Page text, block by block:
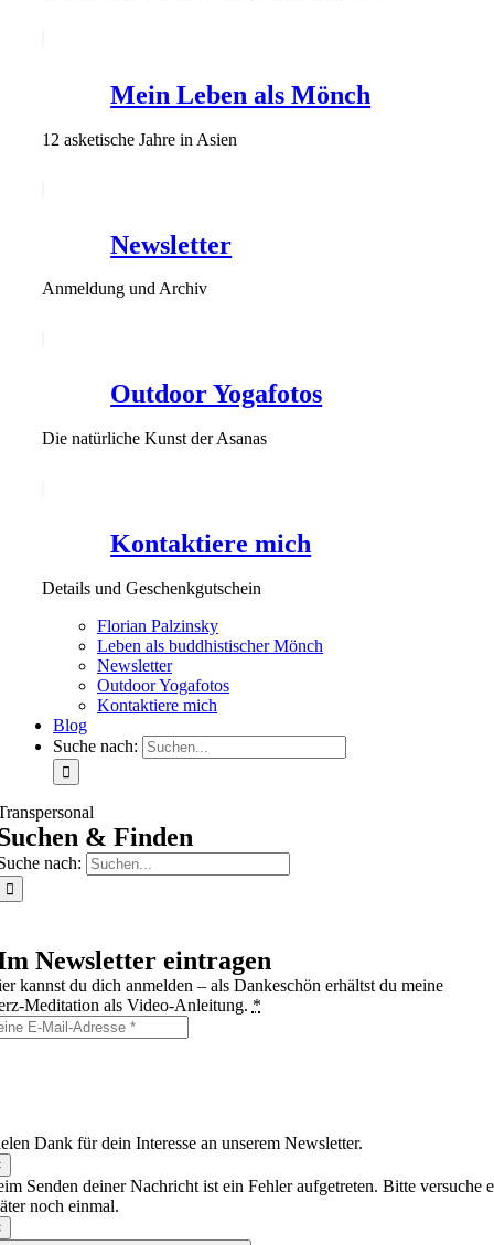
Mein Leben als Mönch
12 asketische Jahre in Asien
Newsletter
Anmeldung und Archiv
Outdoor Yogafotos
Die natürliche Kunst der Asanas
Kontaktiere mich
Details und Geschenkgutschein
Florian Palzinsky
Leben als buddhistischer Mönch
Newsletter
Outdoor Yogafotos
Kontaktiere mich
Blog
Suche nach:
& Finden
nach:
Newsletter eintragen
kannst du dich anmelden – als Dankeschön erhältst du meine
als Video‑Anleitung. *
Dank für dein Interesse an unserem Newsletter.
Senden deiner Nachricht ist ein Fehler aufgetreten. Bitte versuche
noch einmal.